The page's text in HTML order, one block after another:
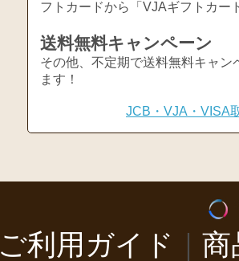
フトカードから「VJAギフトカー
送料無料キャンペーン
その他、不定期で送料無料キャ
ます！
JCB・VJA・VISA
ご利用ガイド
商